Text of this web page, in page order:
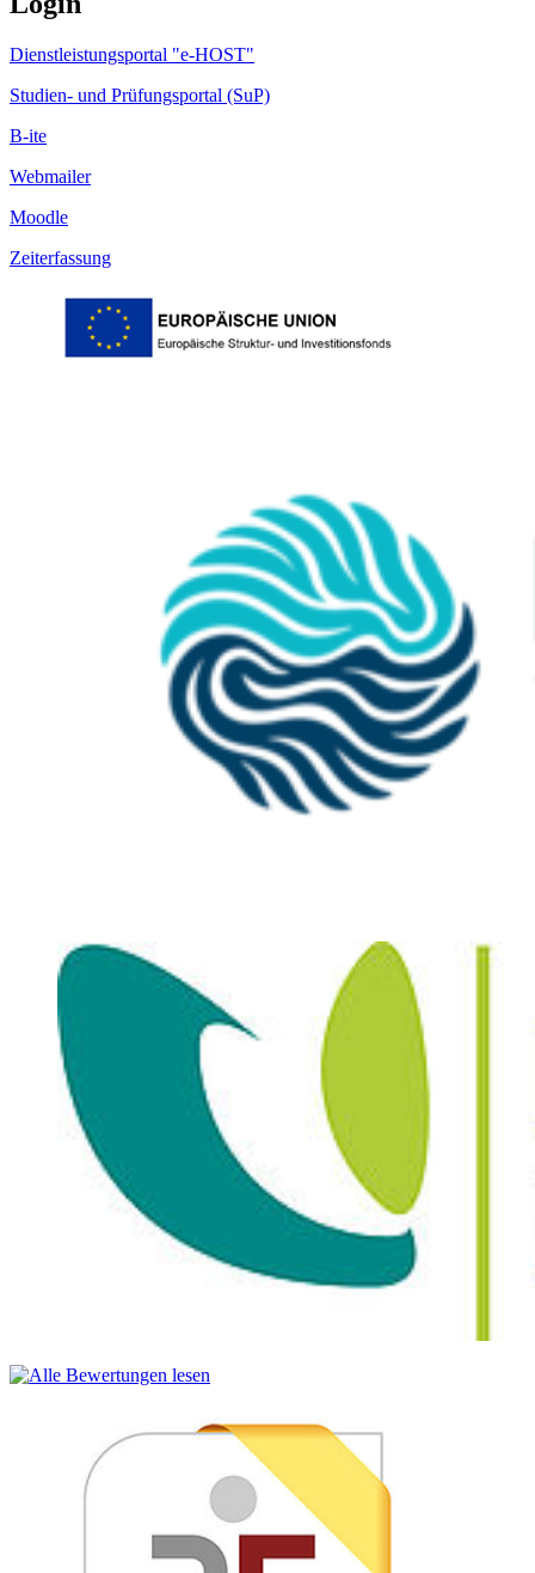
Dienstleistungsportal "e-HOST"
Studien- und Prüfungsportal (SuP)
B-ite
Webmailer
Moodle
Zeiterfassung